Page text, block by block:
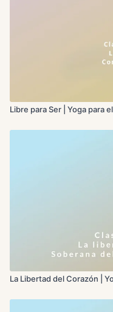
¿Qué nueva
suelto lo que ya
Libre para Ser | Yoga para
La Libertad del Corazón |